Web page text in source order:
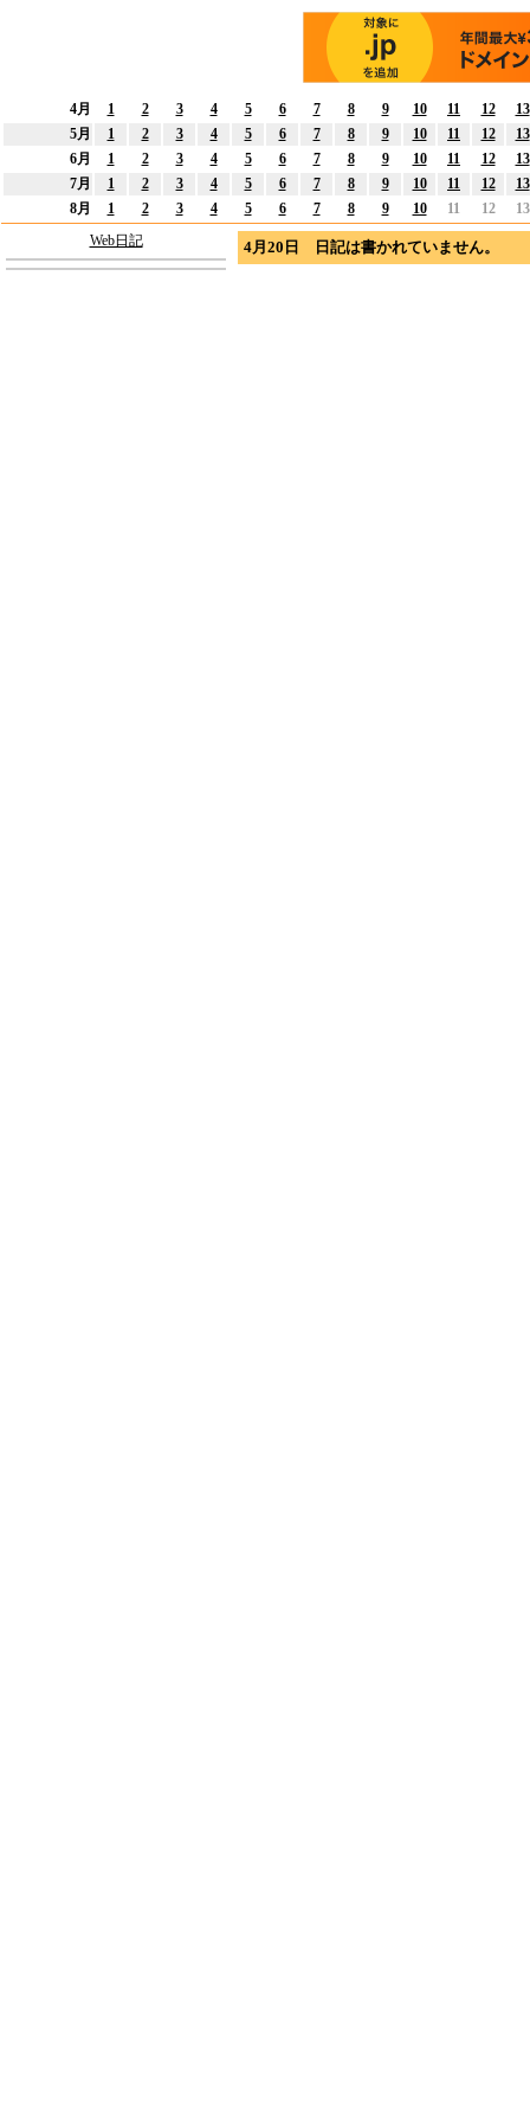
4月 1 2 3 4 5 6 7 8 9 10 11 12
13
5月
1 2 3 4 5 6 7 8 9 10 11 12
13
6月
1 2 3 4 5 6 7 8 9 10 11 12
13
7月
1 2 3 4 5 6 7 8 9 10 11 12
13
8月
1 2 3 4 5 6 7 8 9 10 11 12
13
Web日記
4月20日 日記は書かれていません。